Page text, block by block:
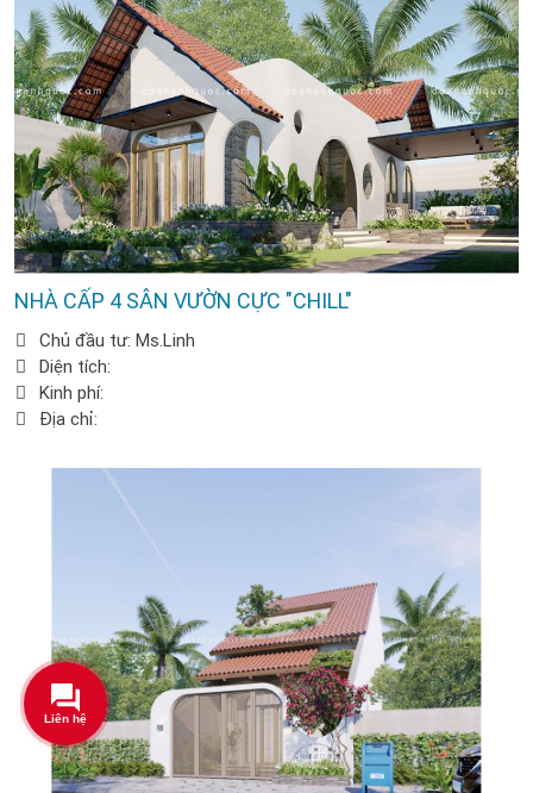
NHÀ CẤP 4 SÂN VƯỜN CỰC "CHILL"
Chủ đầu tư: Ms.Linh
Diện tích:
Kinh phí:
Địa chỉ: